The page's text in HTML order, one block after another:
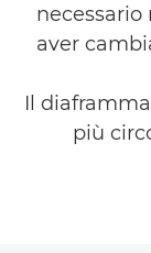
aver
Il
più